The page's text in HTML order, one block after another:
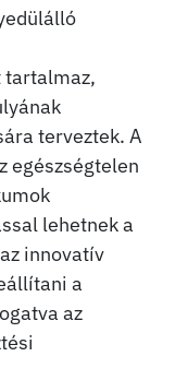
terveztek. A
egészségtelen
lehetnek a
innovatív
a
az